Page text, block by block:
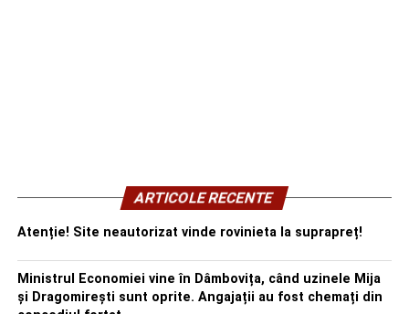
ARTICOLE RECENTE
Atenție! Site neautorizat vinde rovinieta la suprapreț!
Ministrul Economiei vine în Dâmbovița, când uzinele Mija
și Dragomirești sunt oprite. Angajații au fost chemați din